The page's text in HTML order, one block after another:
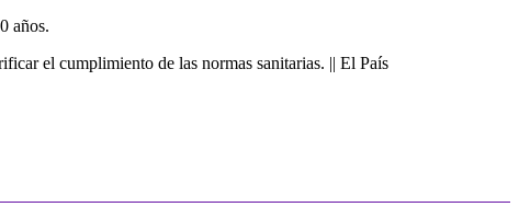
años.
el cumplimiento de las normas sanitarias. || El País